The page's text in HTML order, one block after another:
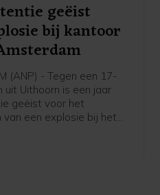
geëist
bij kantoor
(ANP) - Tegen een 17-
uit Uithoorn is een jaar
geëist voor het
van een explosie bij het